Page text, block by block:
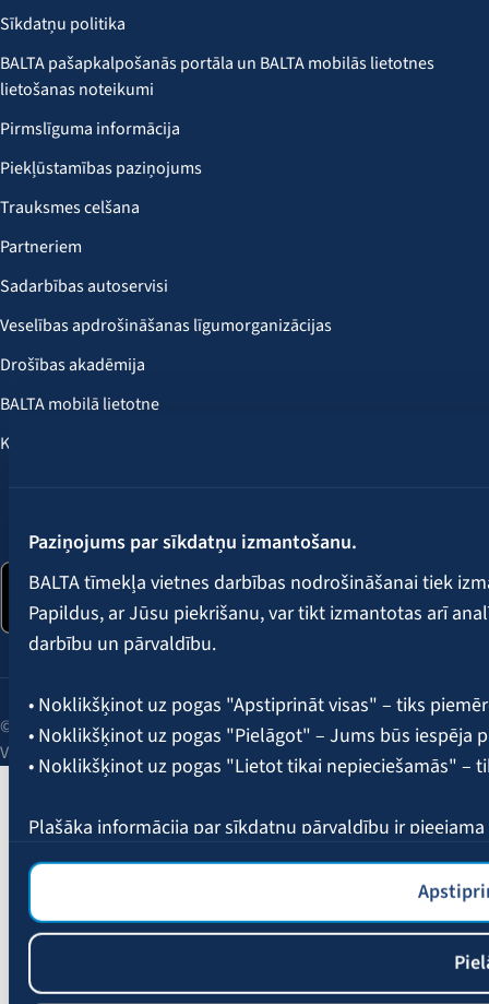
Paziņojums par sīkdatņu izmantošanu.
BALTA tīmekļa vietnes darbības nodrošināšanai tiek
Papildus, ar Jūsu piekrišanu, var tikt izmantotas arī
darbību un pārvaldību.
• Noklikšķinot uz pogas "Apstiprināt visas" – tiks
• Noklikšķinot uz pogas "Pielāgot" – Jums būs iespēja
• Noklikšķinot uz pogas "Lietot tikai nepieciešamās" –
Plašāka informācija par sīkdatņu pārvaldību ir pieejama
Sīkdatņu politika
BALTA pašapkalpošanās portāla un BALTA mobilās lietotnes
lietošanas noteikumi
Pirmslīguma informācija
Piekļūstamības paziņojums
Trauksmes celšana
Partneriem
Sadarbības autoservisi
Veselības apdrošināšanas līgumorganizācijas
Drošības akadēmija
BALTA mobilā lietotne
Klientu labumi
© 2026 AAS BALTA | Skanstes iela 25, Rīga, LV-1013, Latvija.
Vienotais reģ. Nr. 40003049409.